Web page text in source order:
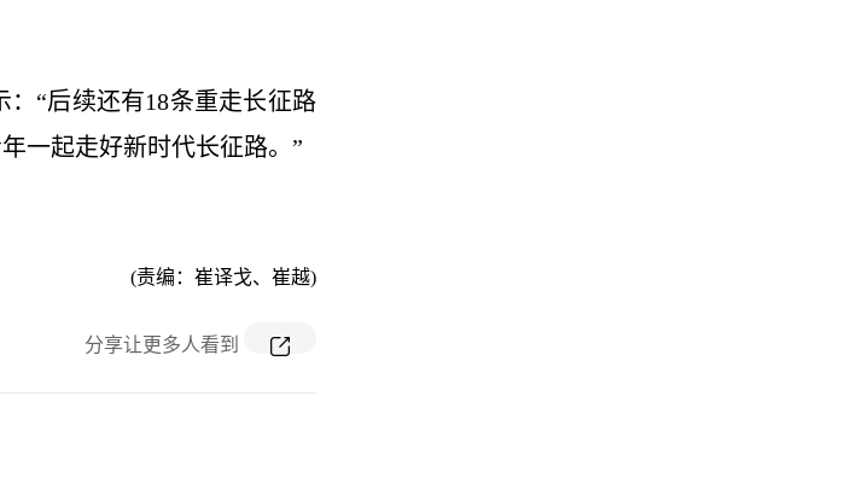
“后续还有18条重走长征路
一起走好新时代长征路。”
(责编：崔译戈、崔越)
分享让更多人看到